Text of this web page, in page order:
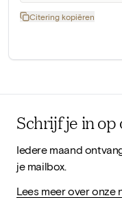
Citering kopiëren
Schrijf je in
Iedere maand
je mailbox.
Lees meer over onze